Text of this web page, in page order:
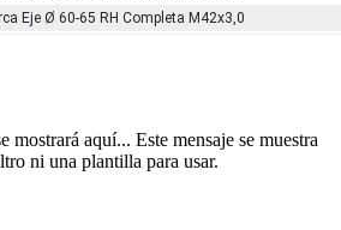
Eje Ø 60-65 RH Completa M42x3,0
mostrará aquí... Este mensaje se muestra
ni una plantilla para usar.